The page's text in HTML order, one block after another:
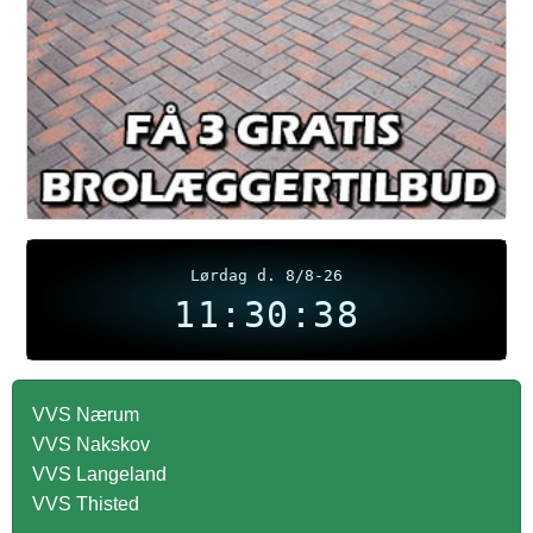
Lørdag d. 8/8-26
11:30:38
VVS Nærum
VVS Nakskov
VVS Langeland
VVS Thisted